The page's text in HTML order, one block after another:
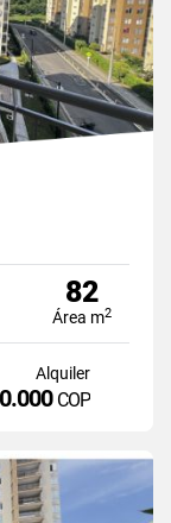
82
Área m2
Alquiler
COP